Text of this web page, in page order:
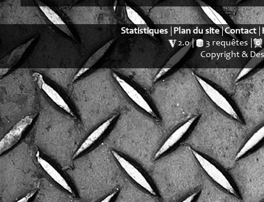
Statistiques Plan du site Contact
2.0
3 requêtes
Copyright &